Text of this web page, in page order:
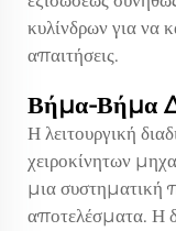
κυλίνδρων για να
απαιτήσεις.
Βήμα-Βήμα
Η λειτουργική
χειροκίνητων
μια συστηματική
αποτελέσματα. Η